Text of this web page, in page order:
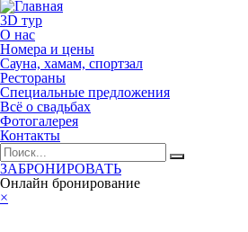
3D тур
О нас
Номера и цены
Сауна, хамам, спортзал
Рестораны
Специальные предложения
Всё о свадьбах
Фотогалерея
Контакты
ЗАБРОНИРОВАТЬ
Онлайн бронирование
×